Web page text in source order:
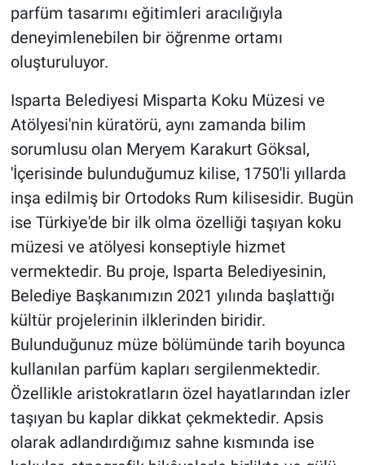
parfüm tasarımı eğitimleri aracılığıyla
deneyimlenebilen bir öğrenme ortamı
oluşturuluyor.
Isparta Belediyesi Misparta Koku Müzesi ve
Atölyesi'nin küratörü, aynı zamanda bilim
sorumlusu olan Meryem Karakurt Göksal,
'İçerisinde bulunduğumuz kilise, 1750'li yıllarda
inşa edilmiş bir Ortodoks Rum kilisesidir. Bugün
ise Türkiye'de bir ilk olma özelliği taşıyan koku
müzesi ve atölyesi konseptiyle hizmet
vermektedir. Bu proje, Isparta Belediyesinin,
Belediye Başkanımızın 2021 yılında başlattığı
kültür projelerinin ilklerinden biridir.
Bulunduğunuz müze bölümünde tarih boyunca
kullanılan parfüm kapları sergilenmektedir.
Özellikle aristokratların özel hayatlarından izler
taşıyan bu kaplar dikkat çekmektedir. Apsis
olarak adlandırdığımız sahne kısmında ise